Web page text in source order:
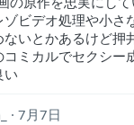
ビデオ処理や小さ
ないとかあるけど押
ミカルでセクシー
い
7月7日